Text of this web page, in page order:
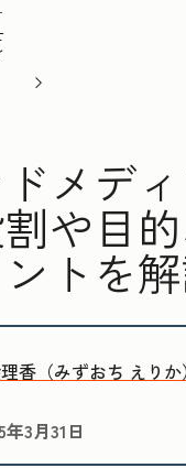
メデ
や目
トを
香（みずおち えりか）
年3月31日